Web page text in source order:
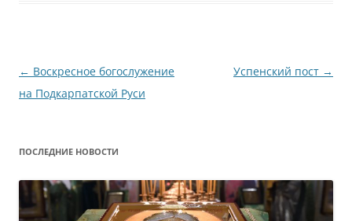
Навигация
по
← Воскресное богослужение
на Подкарпатской Руси
Успенский пост →
ПОСЛЕДНИЕ НОВОСТИ